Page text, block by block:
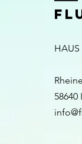
HAUS
58640